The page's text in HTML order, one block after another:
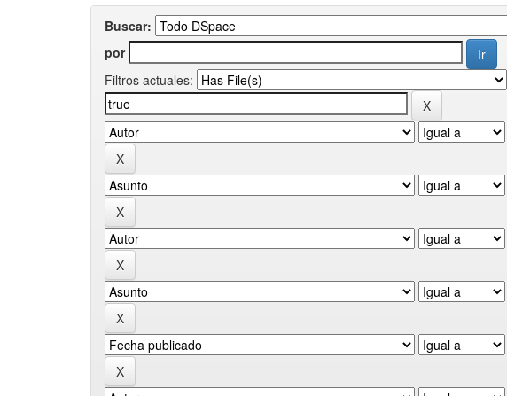
Buscar:
por
Filtros actuales: